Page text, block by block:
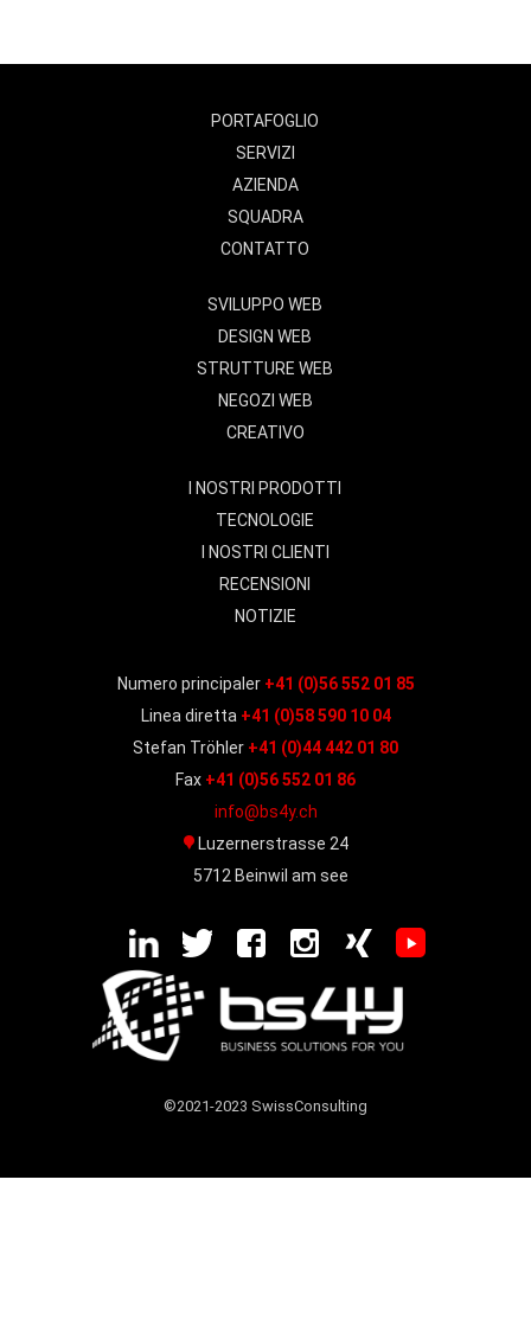
©2021-2023 SwissConsulting
PORTAFOGLIO
SERVIZI
AZIENDA
SQUADRA
CONTATTO
SVILUPPO WEB
DESIGN WEB
STRUTTURE WEB
NEGOZI WEB
CREATIVO
I NOSTRI PRODOTTI
TECNOLOGIE
I NOSTRI CLIENTI
RECENSIONI
NOTIZIE
Numero principaler +41 (0)56 552 01 85
Linea diretta +41 (0)58 590 10 04
Stefan Tröhler +41 (0)44 442 01 80
Fax +41 (0)56 552 01 86
info@bs4y.ch
Luzernerstrasse 24
5712 Beinwil am see